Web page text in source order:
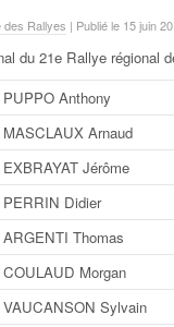
Rallyes | Publié le 15 juin
du 21e Rallye régional
PUPPO Anthony
MASCLAUX Arnaud
EXBRAYAT Jérôme
PERRIN Didier
ARGENTI Thomas
COULAUD Morgan
VAUCANSON Sylvain